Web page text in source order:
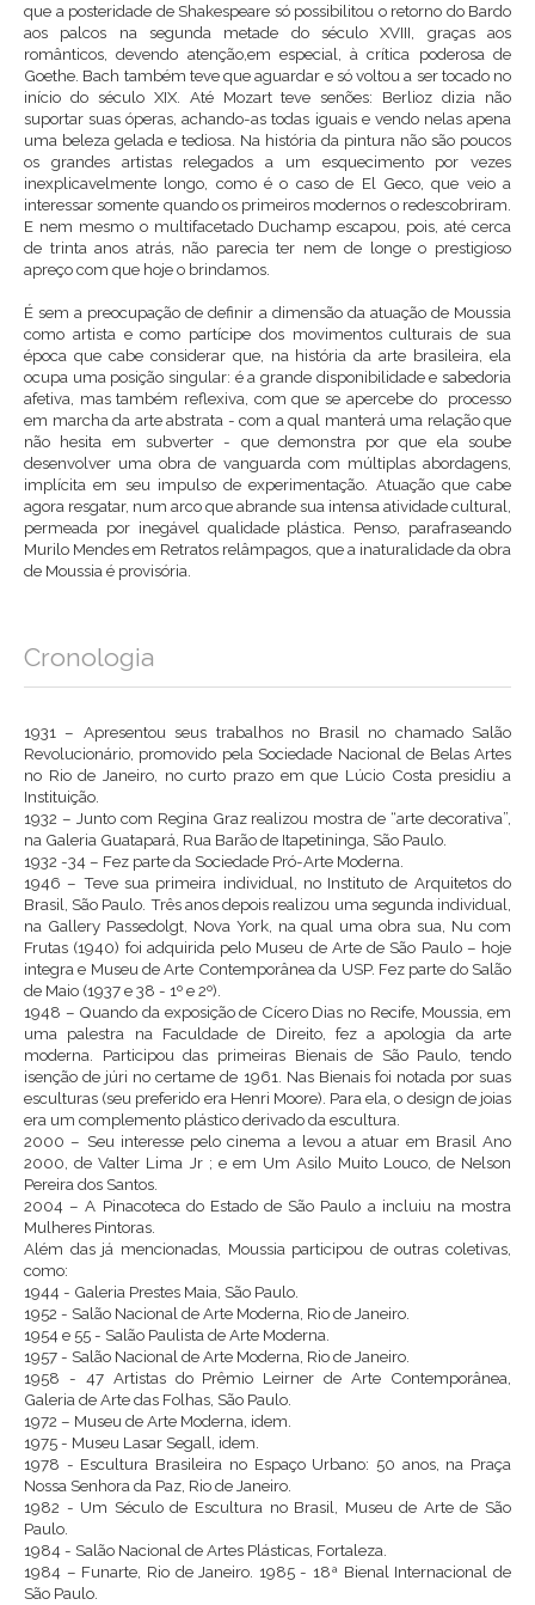
que a posteridade de Shakespeare só possibilitou o retorno do Bardo
aos palcos na segunda metade do século XVIII, graças aos
românticos, devendo atenção,em especial, à crítica poderosa de
Goethe. Bach também teve que aguardar e só voltou a ser tocado no
início do século XIX. Até Mozart teve senões: Berlioz dizia não
suportar suas óperas, achando-as todas iguais e vendo nelas apena
uma beleza gelada e tediosa. Na história da pintura não são poucos
os grandes artistas relegados a um esquecimento por vezes
inexplicavelmente longo, como é o caso de El Geco, que veio a
interessar somente quando os primeiros modernos o redescobriram.
E nem mesmo o multifacetado Duchamp escapou, pois, até cerca
de trinta anos atrás, não parecia ter nem de longe o prestigioso
apreço com que hoje o brindamos.
É sem a preocupação de definir a dimensão da atuação de Moussia
como artista e como partícipe dos movimentos culturais de sua
época que cabe considerar que, na história da arte brasileira, ela
ocupa uma posição singular: é a grande disponibilidade e sabedoria
afetiva, mas também reflexiva, com que se apercebe do processo
em marcha da arte abstrata - com a qual manterá uma relação que
não hesita em subverter - que demonstra por que ela soube
desenvolver uma obra de vanguarda com múltiplas abordagens,
implícita em seu impulso de experimentação. Atuação que cabe
agora resgatar, num arco que abrande sua intensa atividade cultural,
permeada por inegável qualidade plástica. Penso, parafraseando
Murilo Mendes em Retratos relâmpagos, que a inaturalidade da obra
de Moussia é provisória.
Cronologia
1931 – Apresentou seus trabalhos no Brasil no chamado Salão
Revolucionário, promovido pela Sociedade Nacional de Belas Artes
no Rio de Janeiro, no curto prazo em que Lúcio Costa presidiu a
Instituição.
1932 – Junto com Regina Graz realizou mostra de “arte decorativa”,
na Galeria Guatapará, Rua Barão de Itapetininga, São Paulo.
1932 -34 – Fez parte da Sociedade Pró-Arte Moderna.
1946 – Teve sua primeira individual, no Instituto de Arquitetos do
Brasil, São Paulo. Três anos depois realizou uma segunda individual,
na Gallery Passedolgt, Nova York, na qual uma obra sua, Nu com
Frutas (1940) foi adquirida pelo Museu de Arte de São Paulo – hoje
integra e Museu de Arte Contemporânea da USP. Fez parte do Salão
de Maio (1937 e 38 - 1º e 2º).
1948 – Quando da exposição de Cícero Dias no Recife, Moussia, em
uma palestra na Faculdade de Direito, fez a apologia da arte
moderna. Participou das primeiras Bienais de São Paulo, tendo
isenção de júri no certame de 1961. Nas Bienais foi notada por suas
esculturas (seu preferido era Henri Moore). Para ela, o design de joias
era um complemento plástico derivado da escultura.
2000 – Seu interesse pelo cinema a levou a atuar em Brasil Ano
2000, de Valter Lima Jr ; e em Um Asilo Muito Louco, de Nelson
Pereira dos Santos.
2004 – A Pinacoteca do Estado de São Paulo a incluiu na mostra
Mulheres Pintoras.
Além das já mencionadas, Moussia participou de outras coletivas,
como:
1944 - Galeria Prestes Maia, São Paulo.
1952 - Salão Nacional de Arte Moderna, Rio de Janeiro.
1954 e 55 - Salão Paulista de Arte Moderna.
1957 - Salão Nacional de Arte Moderna, Rio de Janeiro.
1958 - 47 Artistas do Prêmio Leirner de Arte Contemporânea,
Galeria de Arte das Folhas, São Paulo.
1972 – Museu de Arte Moderna, idem.
1975 - Museu Lasar Segall, idem.
1978 - Escultura Brasileira no Espaço Urbano: 50 anos, na Praça
Nossa Senhora da Paz, Rio de Janeiro.
1982 - Um Século de Escultura no Brasil, Museu de Arte de São
Paulo.
1984 - Salão Nacional de Artes Plásticas, Fortaleza.
1984 – Funarte, Rio de Janeiro. 1985 - 18ª Bienal Internacional de
São Paulo.